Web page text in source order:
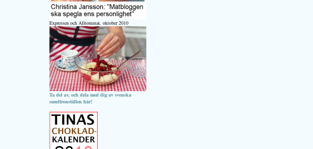
Expressen och Alltommat, oktober 2010
Ta del av, och dela med dig av svenska
smultronställen här!